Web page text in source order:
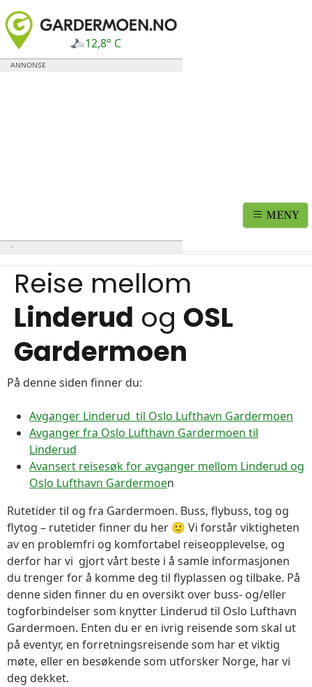
12,8° C
MENY
Reise mellom
Linderud og OSL
Gardermoen
På denne siden finner du:
Avganger Linderud til Oslo Lufthavn Gardermoen
Avganger fra Oslo Lufthavn Gardermoen til
Linderud
Avansert reisesøk for avganger mellom Linderud og
Oslo Lufthavn Gardermoen
Rutetider til og fra Gardermoen. Buss, flybuss, tog og
flytog – rutetider finner du her 🙂 Vi forstår viktigheten
av en problemfri og komfortabel reiseopplevelse, og
derfor har vi gjort vårt beste i å samle informasjonen
du trenger for å komme deg til flyplassen og tilbake. På
denne siden finner du en oversikt over buss- og/eller
togforbindelser som knytter Linderud til Oslo Lufthavn
Gardermoen. Enten du er en ivrig reisende som skal ut
på eventyr, en forretningsreisende som har et viktig
møte, eller en besøkende som utforsker Norge, har vi
deg dekket.